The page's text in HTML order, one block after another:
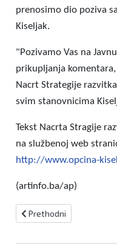
prenosimo dio poziva
Kiseljak.
"Pozivamo Vas na
prikupljanja
Nacrt Strategije
svim stanovnicima
Tekst Nacrta Stragije
na službenoj web
http://www.opcina-
(artinfo.ba/ap)
Prethodni članak: U
Prethodni